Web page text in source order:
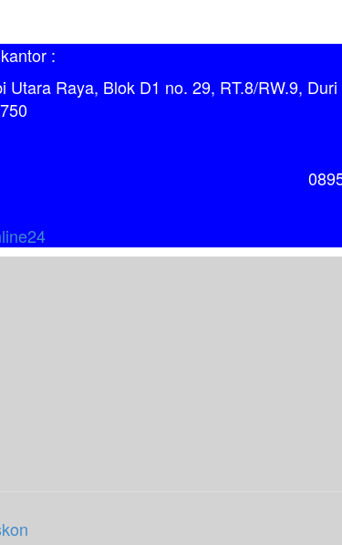
:
Utara Raya, Blok D1 no. 29, RT.8/RW.9,